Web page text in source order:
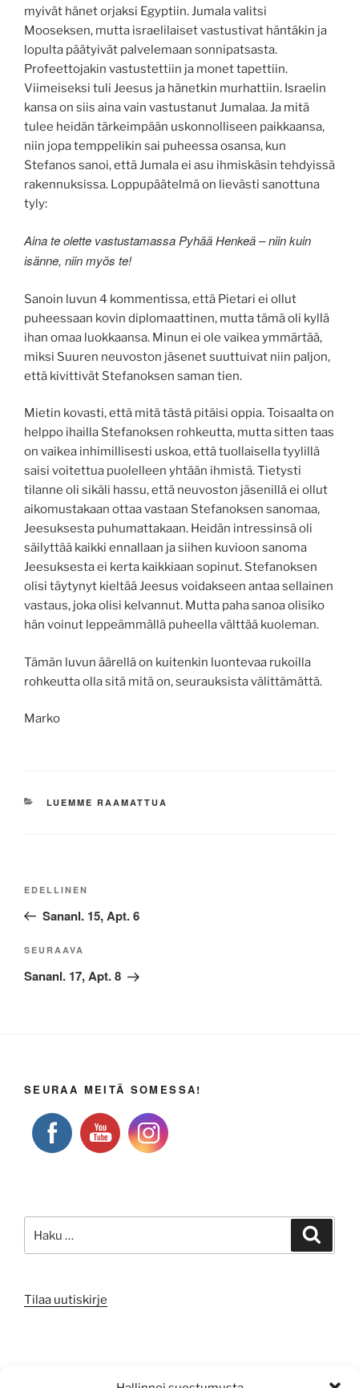
myivät hänet orjaksi Egyptiin. Jumala valitsi
Mooseksen, mutta israelilaiset vastustivat häntäkin ja
lopulta päätyivät palvelemaan sonnipatsasta.
Profeettojakin vastustettiin ja monet tapettiin.
Viimeiseksi tuli Jeesus ja hänetkin murhattiin. Israelin
kansa on siis aina vain vastustanut Jumalaa. Ja mitä
tulee heidän tärkeimpään uskonnolliseen paikkaansa,
niin jopa temppelikin sai puheessa osansa, kun
Stefanos sanoi, että Jumala ei asu ihmiskäsin tehdyissä
rakennuksissa. Loppupäätelmä on lievästi sanottuna
tyly:
Aina te olette vastustamassa Pyhää Henkeä – niin kuin
isänne, niin myös te!
Sanoin luvun 4 kommentissa, että Pietari ei ollut
puheessaan kovin diplomaattinen, mutta tämä oli kyllä
ihan omaa luokkaansa. Minun ei ole vaikea ymmärtää,
miksi Suuren neuvoston jäsenet suuttuivat niin paljon,
että kivittivät Stefanoksen saman tien.
Mietin kovasti, että mitä tästä pitäisi oppia. Toisaalta on
helppo ihailla Stefanoksen rohkeutta, mutta sitten taas
on vaikea inhimillisesti uskoa, että tuollaisella tyylillä
saisi voitettua puolelleen yhtään ihmistä. Tietysti
tilanne oli sikäli hassu, että neuvoston jäsenillä ei ollut
aikomustakaan ottaa vastaan Stefanoksen sanomaa,
Jeesuksesta puhumattakaan. Heidän intressinsä oli
säilyttää kaikki ennallaan ja siihen kuvioon sanoma
Jeesuksesta ei kerta kaikkiaan sopinut. Stefanoksen
olisi täytynyt kieltää Jeesus voidakseen antaa sellainen
vastaus, joka olisi kelvannut. Mutta paha sanoa olisiko
hän voinut leppeämmällä puheella välttää kuoleman.
Tämän luvun äärellä on kuitenkin luontevaa rukoilla
rohkeutta olla sitä mitä on, seurauksista välittämättä.
Marko
KATEGORIAT
LUEMME RAAMATTUA
Edellinen
artikkeli
EDELLINEN
Sananl. 15, Apt. 6
Seuraava
artikkeli
SEURAAVA
Sananl. 17, Apt. 8
SEURAA MEITÄ SOMESSA!
Tilaa uutiskirje